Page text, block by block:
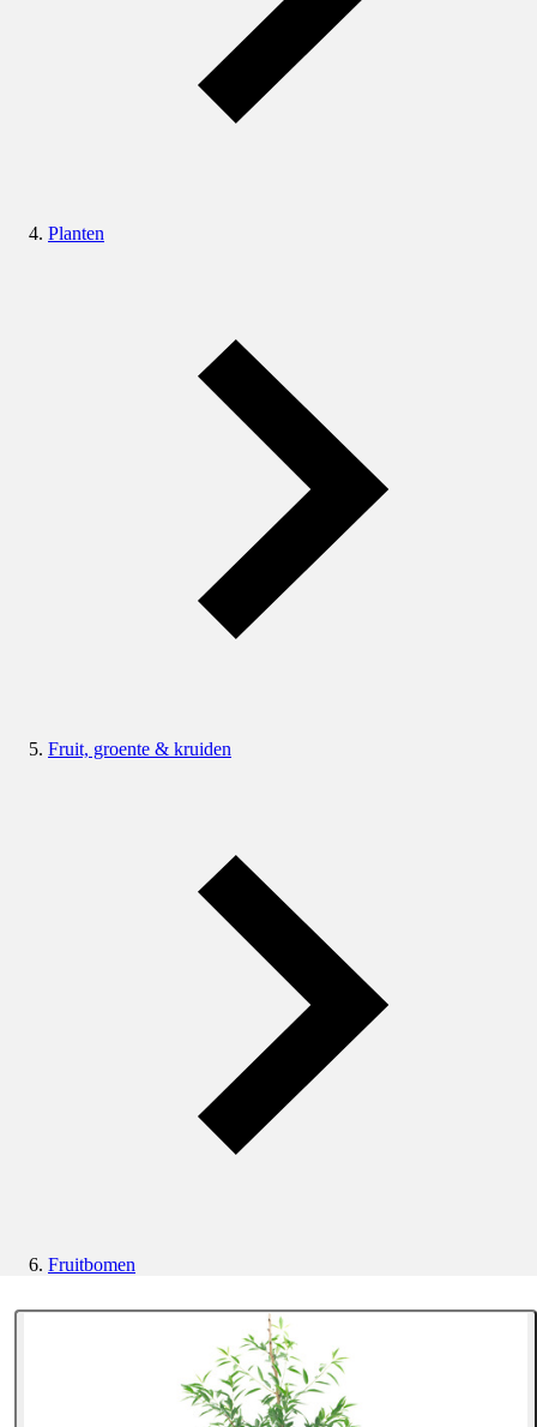
Planten
Fruit, groente & kruiden
Fruitbomen